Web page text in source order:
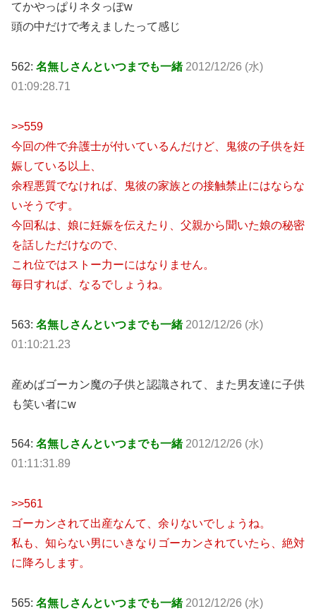
てかやっぱりネタっぽw
頭の中だけで考えましたって感じ
562: 名無しさんといつまでも一緒 2012/12/26 (水)
01:09:28.71
>>559
今回の件で弁護士が付いているんだけど、鬼彼の子供を妊
娠している以上、
余程悪質でなければ、鬼彼の家族との接触禁止にはならな
いそうです。
今回私は、娘に妊娠を伝えたり、父親から聞いた娘の秘密
を話しただけなので、
これ位ではストー力ーにはなりません。
毎日すれば、なるでしょうね。
563: 名無しさんといつまでも一緒 2012/12/26 (水)
01:10:21.23
産めばゴーカン魔の子供と認識されて、また男友達に子供
も笑い者にw
564: 名無しさんといつまでも一緒2012/12/26 (水)
01:11:31.89
>>561
ゴーカンされて出産なんて、余りないでしょうね。
私も、知らない男にいきなりゴーカンされていたら、絶対
に降ろします。
565: 名無しさんといつまでも一緒 2012/12/26 (水)